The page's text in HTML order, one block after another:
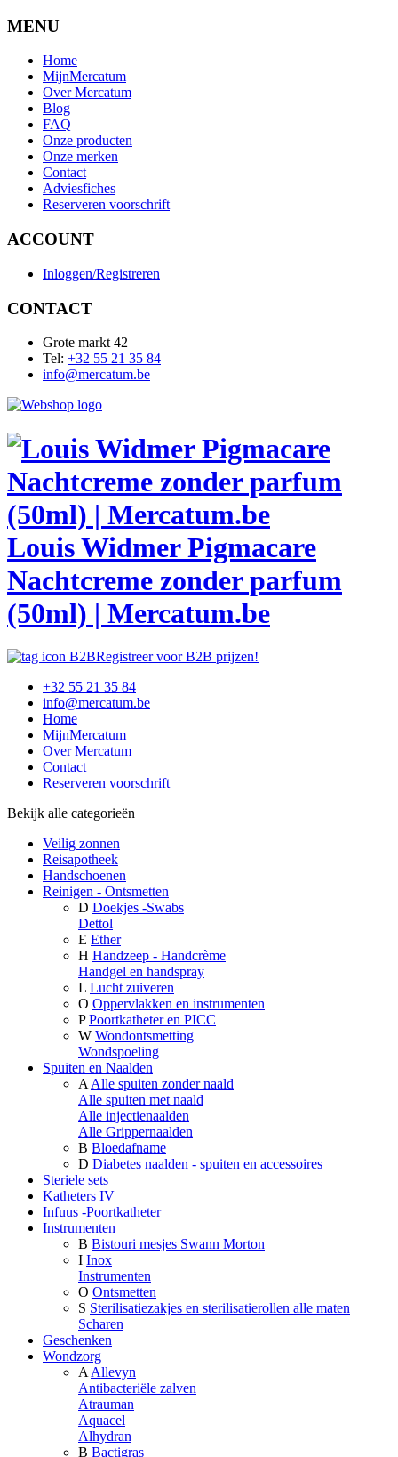
MENU
Home
MijnMercatum
Over Mercatum
Blog
FAQ
Onze producten
Onze merken
Contact
Adviesfiches
Reserveren voorschrift
ACCOUNT
Inloggen/Registreren
CONTACT
Grote markt 42
Tel: +32 55 21 35 84
info@mercatum.be
Louis Widmer Pigmacare
Nachtcreme zonder parfum
(50ml) | Mercatum.be
Registreer voor B2B prijzen!
+32 55 21 35 84
info@mercatum.be
Home
MijnMercatum
Over Mercatum
Contact
Reserveren voorschrift
Bekijk alle categorieën
Veilig zonnen
Reisapotheek
Handschoenen
Reinigen - Ontsmetten
D Doekjes -Swabs
Dettol
E Ether
H Handzeep - Handcrème
Handgel en handspray
L Lucht zuiveren
O Oppervlakken en instrumenten
P Poortkatheter en PICC
W Wondontsmetting
Wondspoeling
Spuiten en Naalden
A Alle spuiten zonder naald
Alle spuiten met naald
Alle injectienaalden
Alle Grippernaalden
B Bloedafname
D Diabetes naalden - spuiten en accessoires
Steriele sets
Katheters IV
Infuus -Poortkatheter
Instrumenten
B Bistouri mesjes Swann Morton
I Inox
Instrumenten
O Ontsmetten
S Sterilisatiezakjes en sterilisatierollen alle maten
Scharen
Geschenken
Wondzorg
A Allevyn
Antibacteriële zalven
Atrauman
Aquacel
Alhydran
B Bactigras